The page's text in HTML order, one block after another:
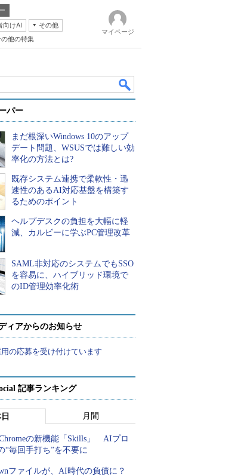
向けAI
その他
の他の特集
マイページ
パー
まだ根深いWindows 10のアップ
デート問題、WSUSでは難しい効
率化の方法とは?
既存システム連携で柔軟性・迅
速性のあるAI対応基盤を構築す
るためのポイント
ヘルプデスクの負担を大幅に軽
減、カルビーに学ぶPC管理改革
SAML非対応のシステムでもSSO
を容易に、ハイブリッド環境で
のID管理効率化術
ィアからのお知らせ
の応募を受け付けています
記事ランキング
月間
の新機能「Skills」 AIプロ
“毎回手打ち”を不要に
ファイルが、AI時代の負債に？